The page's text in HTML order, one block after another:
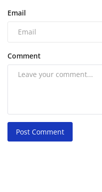
Email
Comment
Post Comment